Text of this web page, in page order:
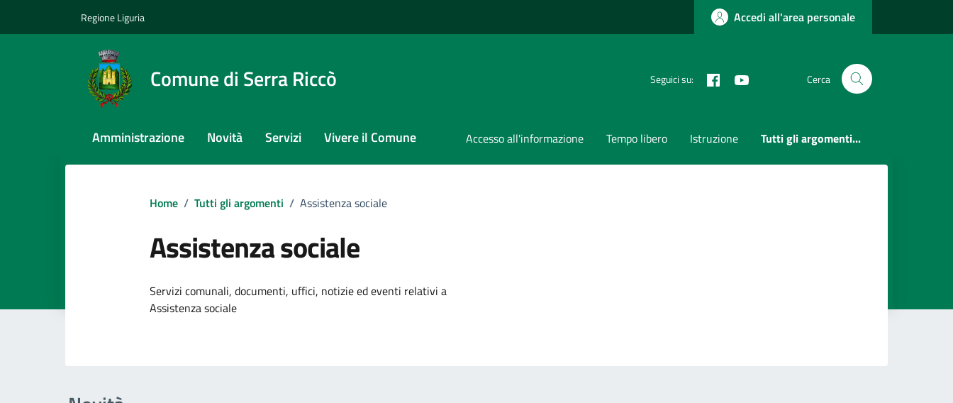
Regione Liguria Accedi all'area personale
Comune di Serra Riccò Seguici su: Facebook Cerca
Amministrazione Novità Servizi Vivere il Comune Accesso all'informazione Tempo libero Istruzione Tutti gli argomenti...
Home / Tutti gli argomenti / Assistenza sociale
Assistenza sociale
Dettagli dell'argomento
Servizi comunali, documenti, uffici, notizie ed eventi relativi a
Assistenza sociale